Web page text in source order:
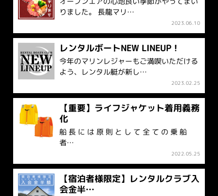
りました。 長龍マリ…
2023.06.10
レンタルボートNEW LINEUP！
今年のマリンレジャーもご満喫いただける
よう、レンタル艇が新し…
2023.02.25
【重要】ライフジャケット着用義務
化
船 長 に は 原 則 と し て 全 て の 乗 船
者…
2022.05.25
【宿泊者様限定】レンタルクラブ入
会金半…